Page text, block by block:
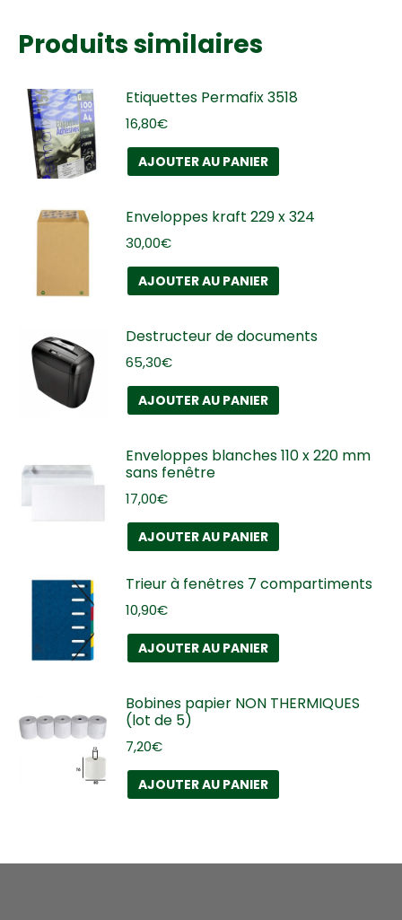
Produits similaires
Etiquettes Permafix 3518
16,80€
AJOUTER AU PANIER
Enveloppes kraft 229 x 324
30,00€
AJOUTER AU PANIER
Destructeur de documents
65,30€
AJOUTER AU PANIER
Enveloppes blanches 110 x 220 mm
sans fenêtre
17,00€
AJOUTER AU PANIER
Trieur à fenêtres 7 compartiments
10,90€
AJOUTER AU PANIER
Bobines papier NON THERMIQUES
(lot de 5)
7,20€
AJOUTER AU PANIER